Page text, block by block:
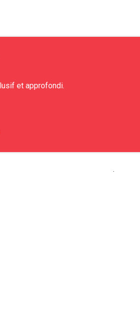
et approfondi.
Article Suivant